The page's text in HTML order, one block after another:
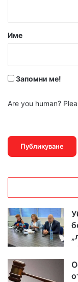
р
Име
Запомни ме!
Are you human?